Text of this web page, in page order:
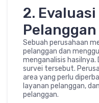
2.
Pelanggan
Sebuah perusahaan
pelanggan dan
menganalisis
survei tersebut.
area yang perlu
layanan pelanggan,
pelanggan.